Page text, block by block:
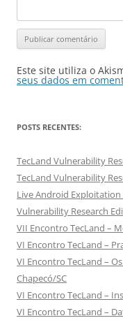
Este site utiliza o
seus dados em
POSTS RECENTES:
TecLand Vulnerability
TecLand Vulnerability
Live Android Exploitation
Vulnerability Research
VII Encontro TecLand –
VI Encontro TecLand –
VI Encontro TecLand –
Chapecó/SC
VI Encontro TecLand –
VI Encontro TecLand –